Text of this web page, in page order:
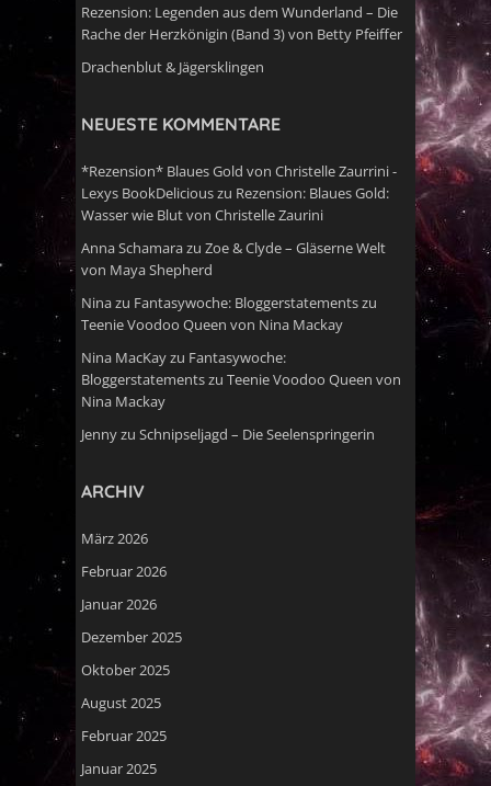
Rezension: Legenden aus dem Wunderland – Die
Rache der Herzkönigin (Band 3) von Betty Pfeiffer
Drachenblut & Jägersklingen
NEUESTE KOMMENTARE
*Rezension* Blaues Gold von Christelle Zaurrini -
Lexys BookDeliciouszu Rezension: Blaues Gold:
Wasser wie Blut von Christelle Zaurini
Anna Schamarazu Zoe & Clyde – Gläserne Welt
von Maya Shepherd
Ninazu Fantasywoche: Bloggerstatements zu
Teenie Voodoo Queen von Nina Mackay
Nina MacKayzu Fantasywoche:
Bloggerstatements zu Teenie Voodoo Queen von
Nina Mackay
Jennyzu Schnipseljagd – Die Seelenspringerin
ARCHIV
März 2026
Februar 2026
Januar 2026
Dezember 2025
Oktober 2025
August 2025
Februar 2025
Januar 2025